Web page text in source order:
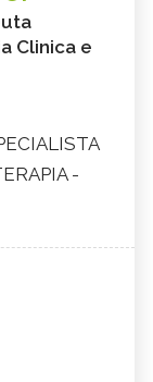
Clinica e
-